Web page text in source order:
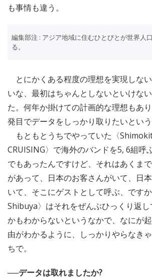
も事情も違う。
編集部注 : アジア地域に住むひとびとが世界人
る。
とにかくある程度の理想を実現しな
いな、最初はちゃんとしないといけな
た。何年か掛けての計画的な理想もあ
発目でデータをしっかり取りたいという
もともとうちでやっていた〈
CRUISING〉で海外のバンドを5, 6組呼
でもあったんですけど、それはあくま
があって、日本のお客さんがいて、日
いて、そこにゲストとして呼ぶ、です
Shibuya〉はそれをぜんぶひっくり返
かもわからないというなかで、なにが
由がわかるように、しっかりやらなき
ちで。
──データは取れましたか?